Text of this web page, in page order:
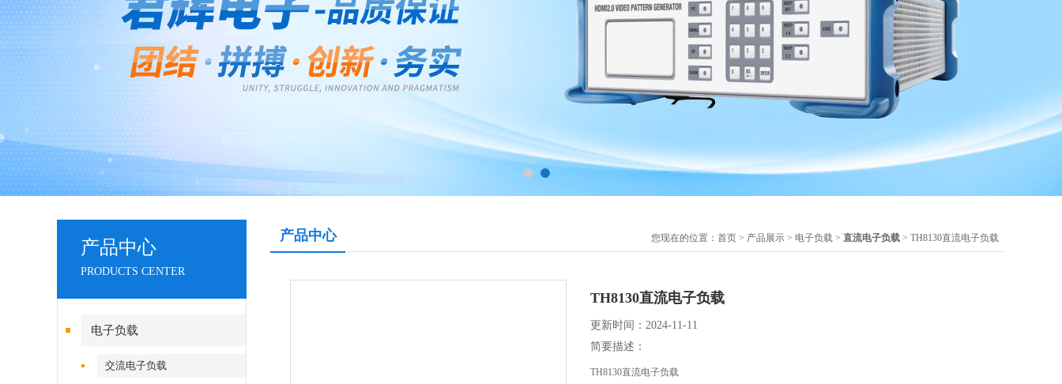
产品中心
PRODUCTS CENTER
电子负载
交流电子负载
产品中心 您现在的位置： 首页 > 产品展示 > 电子负载 > 直流电子负载 > TH8130直流电子负载
TH8130直流电子负载
更新时间：2024-11-11
简要描述：
TH8130直流电子负载